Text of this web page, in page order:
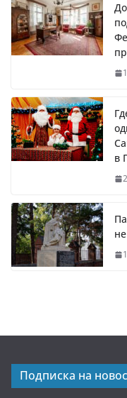
в
Подписка на